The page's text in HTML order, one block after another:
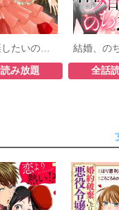
み放題 全話